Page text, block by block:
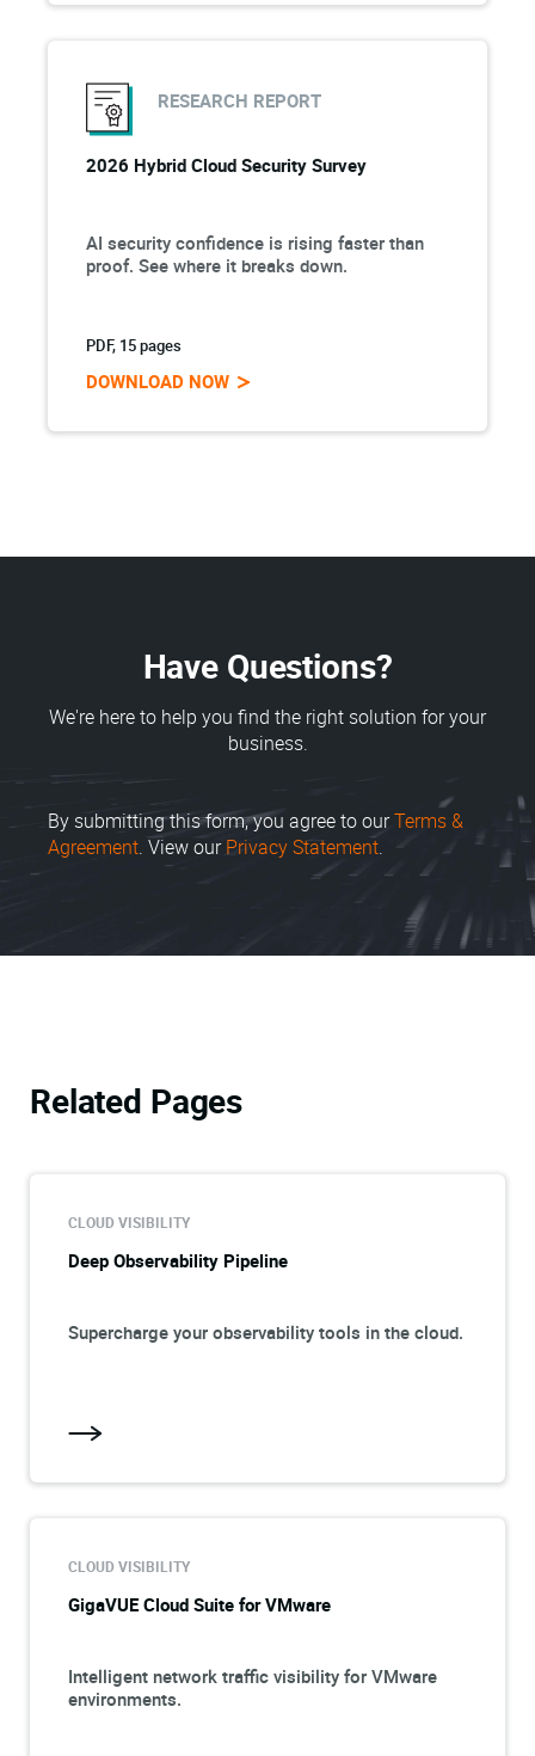
RESEARCH REPORT
2026 Hybrid Cloud Security Survey
AI security confidence is rising faster than
proof. See where it breaks down.
PDF, 15 pages
DOWNLOAD NOW
Have Questions?
We're here to help you find the right solution for your
business.
By submitting this form, you agree to ourTerms &
Agreement. View ourPrivacy Statement.
Related Pages
CLOUD VISIBILITY
Deep Observability Pipeline
Supercharge your observability tools in the cloud.
CLOUD VISIBILITY
GigaVUE Cloud Suite for VMware
Intelligent network traffic visibility for VMware
environments.